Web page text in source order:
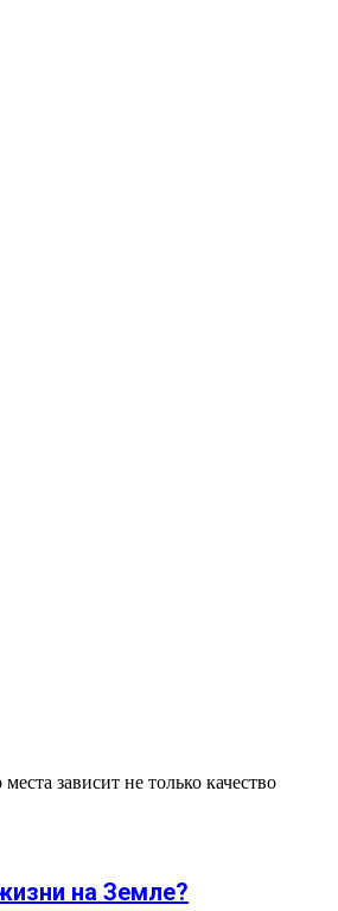
зависит не только качество
на Земле?